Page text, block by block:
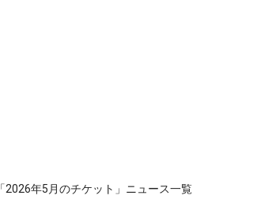
「2026年5月のチケット」ニュース一覧